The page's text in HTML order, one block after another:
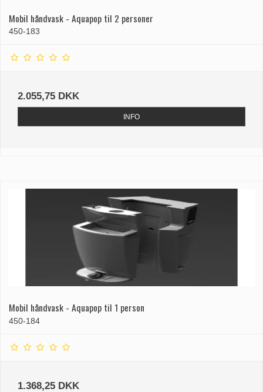
Mobil håndvask - Aquapop til 2 personer
450-183
2.055,75 DKK
INFO
Mobil håndvask - Aquapop til 1 person
450-184
1.368,25 DKK